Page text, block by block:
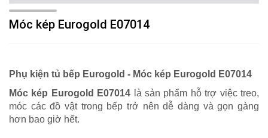
Móc kép Eurogold E07014
Phụ kiện tủ bếp Eurogold - Móc kép Eurogold E07014
Móc kép Eurogold E07014 là sản phẩm hỗ trợ việc treo,
móc các đồ vật trong bếp trở nên dễ dàng và gọn gàng
hơn bao giờ hết.